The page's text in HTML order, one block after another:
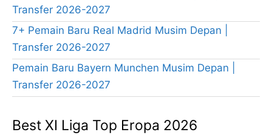
Transfer 2026-2027
7+ Pemain Baru Real Madrid Musim Depan |
Transfer 2026-2027
Pemain Baru Bayern Munchen Musim Depan |
Transfer 2026-2027
Best XI Liga Top Eropa 2026